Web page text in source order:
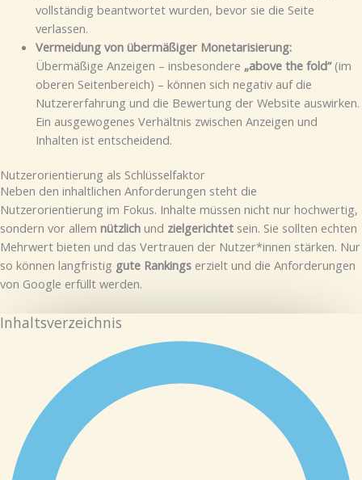
vollständig beantwortet wurden, bevor sie die Seite
verlassen.
Vermeidung von übermäßiger Monetarisierung:
Übermäßige Anzeigen – insbesondere „above the fold“(im
oberen Seitenbereich) – können sich negativ auf die
Nutzererfahrung und die Bewertung der Website auswirken.
Ein ausgewogenes Verhältnis zwischen Anzeigen und
Inhalten ist entscheidend.
Nutzerorientierung als Schlüsselfaktor
Neben den inhaltlichen Anforderungen steht die
Nutzerorientierung im Fokus. Inhalte müssen nicht nur hochwertig,
sondern vor allem nützlich und zielgerichtet sein. Sie sollten echten
Mehrwert bieten und das Vertrauen der Nutzer*innen stärken. Nur
so können langfristig gute Rankings erzielt und die Anforderungen
von Google erfüllt werden.
Inhaltsverzeichnis